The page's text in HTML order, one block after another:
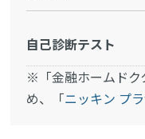
自己診断テスト
※「金融ホームドク
め、「ニッキン プ